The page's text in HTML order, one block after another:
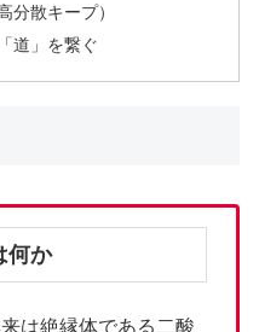
分散キープ）
道」を繋ぐ
何か
は絶縁体である二酸